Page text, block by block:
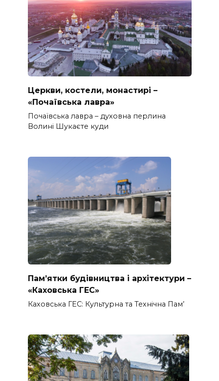
Церкви, костели, монастирі –
«Почаївська лавра»
Почаївська лавра – духовна перлина
Волині Шукаєте куди
Пам’ятки будівництва і архітектури –
«Каховська ГЕС»
Каховська ГЕС: Культурна та Технічна Пам’